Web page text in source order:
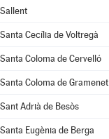
Sallent
Santa Cecília de Voltregà
Santa Coloma de Cervelló
Santa Coloma de Gramenet
Sant Adrià de Besòs
Santa Eugènia de Berga